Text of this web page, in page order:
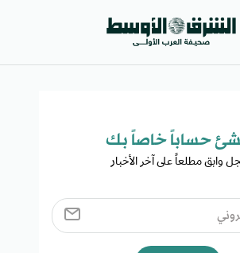
حساباً خاصاً بك​
وابق مطلعاً على آخر الأخبار